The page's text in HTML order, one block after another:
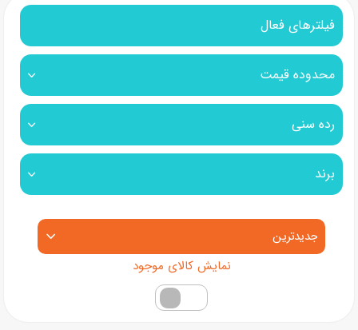
فیلترهای فعال
محدوده قیمت
رده سنی
برند
مرتب‌سازی محصولات